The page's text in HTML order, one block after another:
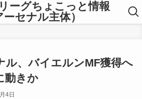
ーグちょこっと情報
ーセナル主体）
ル、バイエルンMF獲得へ
動きか
4日